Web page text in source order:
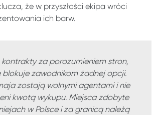
że w przyszłości ekipa wróci
ich barw.
za porozumieniem stron,
blokuje zawodnikom żadnej opcji.
zostają wolnymi agentami i nie
kwotą wykupu. Miejsca zdobyte
w Polsce i za granicą należą